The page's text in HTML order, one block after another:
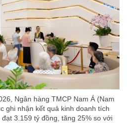
Ngân hàng TMCP Nam Á (Nam
ghi nhận kết quả kinh doanh tích
3.159 tỷ đồng, tăng 25% so với